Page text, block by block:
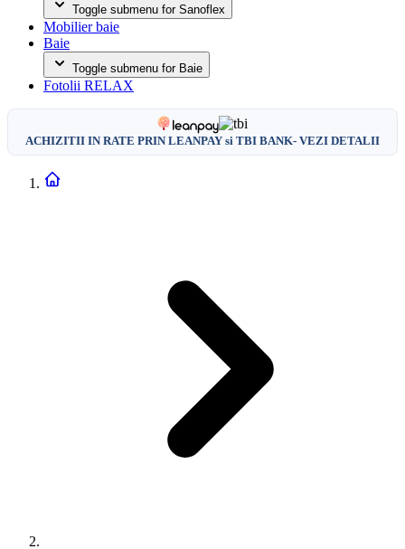
Toggle submenu for Sanoflex
Mobilier baie
Baie
Toggle submenu for Baie
Fotolii RELAX
ACHIZITII IN RATE PRIN LEANPAY si TBI BANK- VEZI DETALII